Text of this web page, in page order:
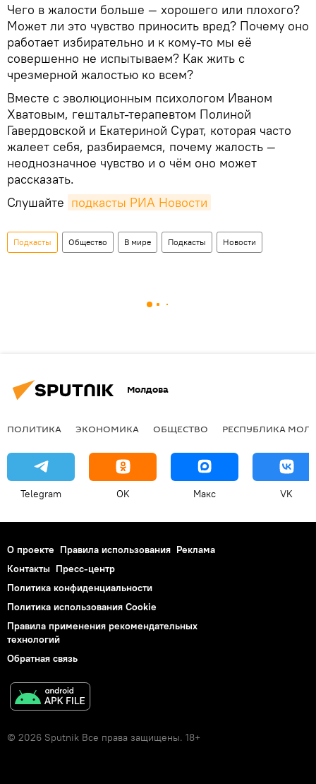
Чего в жалости больше — хорошего или плохого?
Может ли это чувство приносить вред? Почему оно
работает избирательно и к кому-то мы её
совершенно не испытываем? Как жить с
чрезмерной жалостью ко всем?
Вместе с эволюционным психологом Иваном
Хватовым, гештальт-терапевтом Полиной
Гавердовской и Екатериной Сурат, которая часто
жалеет себя, разбираемся, почему жалость —
неоднозначное чувство и о чём оно может
рассказать.
Слушайте подкасты РИА Новости
Подкасты Общество В мире Подкасты Новости
Молдова
ПОЛИТИКА ЭКОНОМИКА ОБЩЕСТВО РЕСПУБЛИКА
Telegram OK Макс VK
О проекте Правила использования Реклама
Контакты Пресс-центр
Политика конфиденциальности
Политика использования Cookie
Правила применения рекомендательных
технологий
Обратная связь
© 2026 Sputnik Все права защищены. 18+